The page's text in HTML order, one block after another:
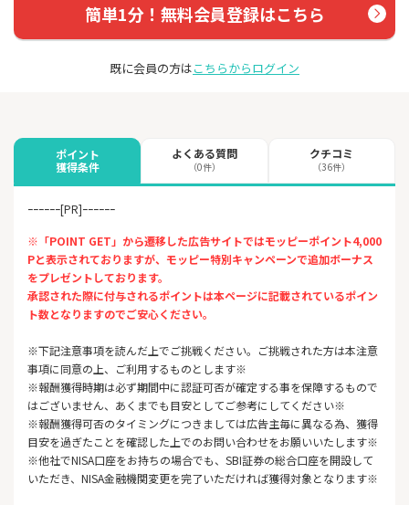
簡単1分！無料会員登録はこちら
既に会員の方はこちらからログイン
ポイント
獲得条件
よくある質問
（0件）
クチコミ
（36件）
ｰｰｰｰｰｰ[PR]ｰｰｰｰｰｰ
※「POINT GET」から遷移した広告サイトではモッピーポイント4,000
Pと表示されておりますが、モッピー特別キャンペーンで追加ボーナス
をプレゼントしております。
承認された際に付与されるポイントは本ページに記載されているポイン
ト数となりますのでご安心ください。
※下記注意事項を読んだ上でご挑戦ください。ご挑戦された方は本注意
事項に同意の上、ご利用するものとします※
※報酬獲得時期は必ず期間中に認証可否が確定する事を保障するもので
はございません、あくまでも目安としてご参考にしてください※
※報酬獲得可否のタイミングにつきましては広告主毎に異なる為、獲得
目安を過ぎたことを確認した上でのお問い合わせをお願いいたします※
※他社でNISA口座をお持ちの場合でも、SBI証券の総合口座を開設して
いただき、NISA金融機関変更を完了いただければ獲得対象となります※